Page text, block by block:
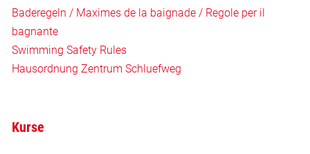
Baderegeln / Maximes de la baignade / Regole per il
bagnante
Swimming Safety Rules
Hausordnung Zentrum Schluefweg
Kurse